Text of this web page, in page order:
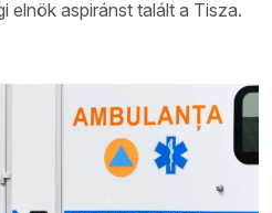
elnök aspiránst talált a Tisza.